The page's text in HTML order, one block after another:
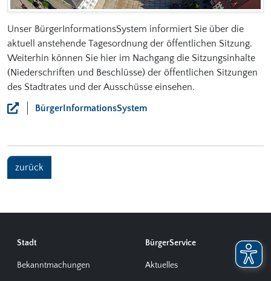
Unser BürgerInformationsSystem informiert Sie über die
aktuell anstehende Tagesordnung der öffentlichen Sitzung.
Weiterhin können Sie hier im Nachgang die Sitzungsinhalte
(Niederschriften und Beschlüsse) der öffentlichen Sitzungen
des Stadtrates und der Ausschüsse einsehen.
BürgerInformationsSystem
zurück
Stadt
Bekanntmachungen
BürgerService
Aktuelles